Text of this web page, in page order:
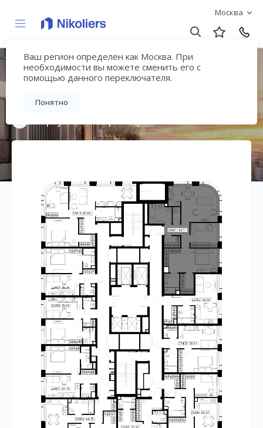
Москва
Ваш регион определен как Москва. При
необходимости вы можете сменить его с
помощью данного переключателя.
Понятно
Мультиквартал
«ВЕЕР»